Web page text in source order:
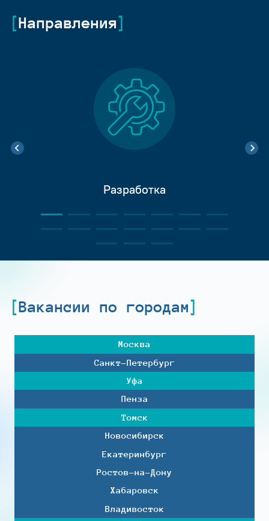
Направления
Разработка
Вакансии по городам
Москва
Санкт-Петербург
Уфа
Пенза
Томск
Новосибирск
Екатеринбург
Ростов-на-Дону
Хабаровск
Владивосток